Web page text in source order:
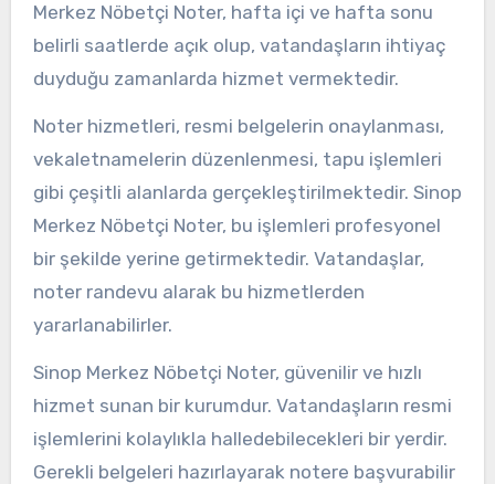
Merkez Nöbetçi Noter, hafta içi ve hafta sonu
belirli saatlerde açık olup, vatandaşların ihtiyaç
duyduğu zamanlarda hizmet vermektedir.
Noter hizmetleri, resmi belgelerin onaylanması,
vekaletnamelerin düzenlenmesi, tapu işlemleri
gibi çeşitli alanlarda gerçekleştirilmektedir. Sinop
Merkez Nöbetçi Noter, bu işlemleri profesyonel
bir şekilde yerine getirmektedir. Vatandaşlar,
noter randevu alarak bu hizmetlerden
yararlanabilirler.
Sinop Merkez Nöbetçi Noter, güvenilir ve hızlı
hizmet sunan bir kurumdur. Vatandaşların resmi
işlemlerini kolaylıkla halledebilecekleri bir yerdir.
Gerekli belgeleri hazırlayarak notere başvurabilir